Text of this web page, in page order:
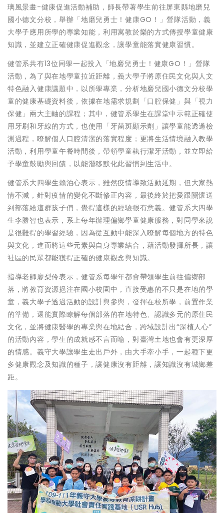
璃風景畫-健康促進活動補助，師長帶著學生前往屏東縣地磨兒
國小德文分校，舉辦「地磨兒勇士！健康GO！」營隊活動，義
大學子應用所學的專業知能，利用寓教於樂的方式傳授學童健康
知識，並建立正確健康促進觀念，讓學童能落實健康習慣。
健管系共有13位同學一起投入「地磨兒勇士！健康GO！」營隊
活動，為了與在地學童拉近距離，義大學子將原住民文化與人文
特色融入健康議題中，以所學專業，分析地磨兒國小德文分校學
童的健康基礎資料後，依據在地需求規劃「口腔保健」與「視力
保健」兩大主軸的課程；其中，健管系學生在課堂中示範正確使
用牙刷和牙線的方式，也使用「牙菌斑顯示劑」讓學童能透過檢
測過程，瞭解個人口腔清潔的落實程度；更將生活情境融入教學
活動，利用學童午餐時間後，帶領學童執行潔牙活動，並立即給
予學童鼓勵與回饋，以能潛移默化此習慣到生活中。
健管系大四學生賴泊心表示，雖然疫情導致活動延期，但大家熱
情不減，針對疫情的變化不斷修正內容，最後終於把愛跟關懷送
到部落給這群孩子們，覺得這樣的經驗很有意義。健管系大四學
生李勝智也表示，系上每年辦理偏鄉學童健康服務，對同學來說
是很難得的學習經驗，因為從互動中能深入瞭解每個地方的特色
與文化，進而將這些元素與自身專業結合，藉活動發揮所長，讓
社區的民眾都能獲得正確的健康觀念與知識。
指導老師廖梨伶表示，健管系每學年都會帶領學生前往偏鄉部
落，將教育資源挹注在國小校園中，直接受惠的不只是在地的學
童，義大學子透過活動的設計與參與，發揮在校所學，前置作業
的準備，還能實際瞭解每個部落的在地特色、認識多元的原住民
文化，並將健康醫學的專業與在地結合，跨域設計出“深植人心”
的活動內容，學生的成就感不言而喻，對臺灣土地也會有更深厚
的情感。義守大學讓學生走出戶外，由大手牽小手，一起種下更
多健康觀念及知識的種子，讓健康沒有距離，讓知識沒有城鄉差
距。